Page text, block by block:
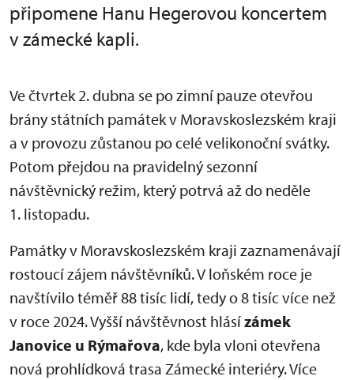
připomene Hanu Hegerovou koncertem
v zámecké kapli.
Ve čtvrtek 2. dubna se po zimní pauze otevřou
brány státních památek v Moravskoslezském kraji
a v provozu zůstanou po celé velikonoční svátky.
Potom přejdou na pravidelný sezonní
návštěvnický režim, který potrvá až do neděle
1. listopadu.
Památky v Moravskoslezském kraji zaznamenávají
rostoucí zájem návštěvníků. V loňském roce je
navštívilo téměř 88 tisíc lidí, tedy o 8 tisíc více než
v roce 2024. Vyšší návštěvnost hlásízámek
Janovice u Rýmařova, kde byla vloni otevřena
nová prohlídková trasa Zámecké interiéry. Více